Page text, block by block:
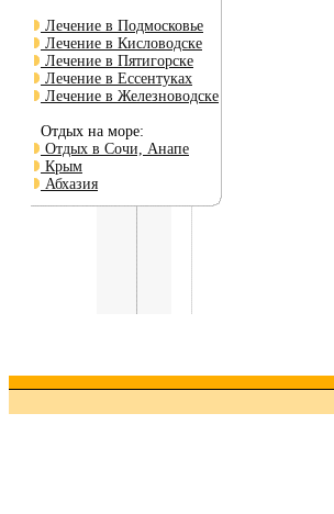
Лечение в Подмосковье
Лечение в Кисловодске
Лечение в Пятигорске
Лечение в Ессентуках
Лечение в Железноводске
Отдых на море:
Отдых в Сочи, Анапе
Крым
Абхазия